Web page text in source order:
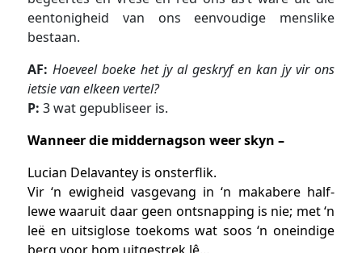
eentonigheid van ons eenvoudige menslike
bestaan.
AF: Hoeveel boeke het jy al geskryf en kan jy vir ons
ietsie van elkeen vertel?
P:3 wat gepubliseer is.
Wanneer die middernagson weer skyn –
Lucian Delavantey is onsterflik.
Vir ‘n ewigheid vasgevang in ‘n makabere half-
lewe waaruit daar geen ontsnapping is nie; met ‘n
leë en uitsiglose toekoms wat soos ‘n oneindige